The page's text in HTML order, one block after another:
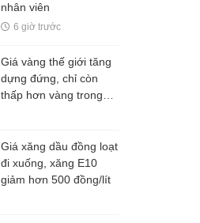
nhân viên
6 giờ trước
Giá vàng thế giới tăng
dựng đứng, chỉ còn
thấp hơn vàng trong
Giá xăng dầu đồng loạt
đi xuống, xăng E10
giảm hơn 500 đồng/lít